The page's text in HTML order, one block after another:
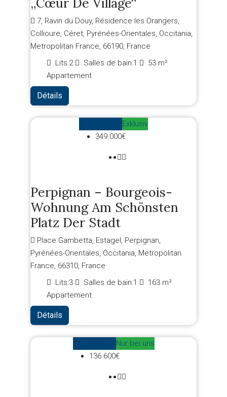
7, Ravin du Douy, Résidence les Orangers,
Collioure, Céret, Pyrénées-Orientales, Occitania,
Metropolitan France, 66190, France
Lits:2 Salles de bain:1 53 m²
Appartement
Détails
Exklusiv
349.000€
Perpignan – Bourgeois-
Wohnung Am Schönsten
Platz Der Stadt
Place Gambetta, Estagel, Perpignan,
Pyrénées-Orientales, Occitania, Metropolitan
France, 66310, France
Lits:3 Salles de bain:1 163 m²
Appartement
Détails
Nur bei uns
136.600€